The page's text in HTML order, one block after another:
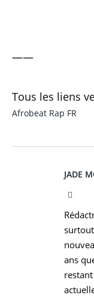
——
Tous les liens
Afrobeat Rap FR
JADE
ans